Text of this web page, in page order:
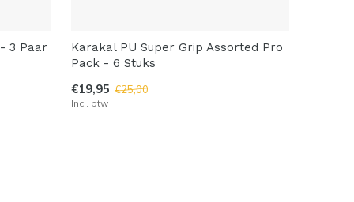
3 Paar
Karakal PU Super Grip Assorted Pro
Pack - 6 Stuks
€19,95 €25,00
Incl. btw